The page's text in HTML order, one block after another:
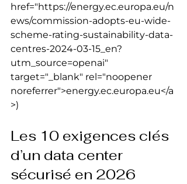
href="https://energy.ec.europa.eu/n
ews/commission-adopts-eu-wide-
scheme-rating-sustainability-data-
centres-2024-03-15_en?
utm_source=openai"
target="_blank" rel="noopener
noreferrer">energy.ec.europa.eu</a
>)
Les 10 exigences clés
d’un data center
sécurisé en 2026